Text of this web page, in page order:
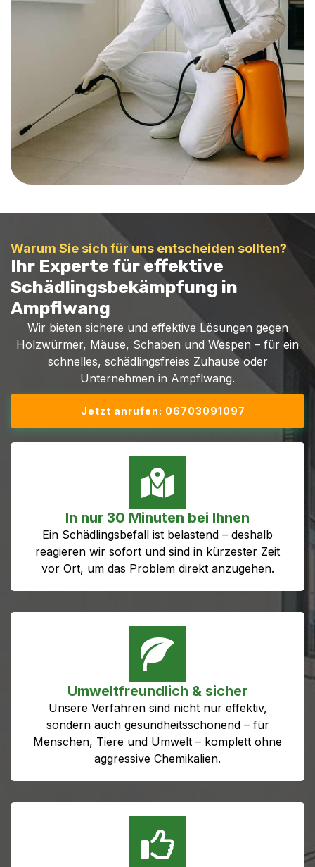
Warum Sie sich für uns entscheiden sollten?
Ihr Experte für effektive
Schädlingsbekämpfung in
Ampflwang
Wir bieten sichere und effektive Lösungen gegen
Holzwürmer, Mäuse, Schaben und Wespen – für ein
schnelles, schädlingsfreies Zuhause oder
Unternehmen in Ampflwang.
Jetzt anrufen: 06703091097
In nur 30 Minuten bei Ihnen
Ein Schädlingsbefall ist belastend – deshalb
reagieren wir sofort und sind in kürzester Zeit
vor Ort, um das Problem direkt anzugehen.
Umweltfreundlich & sicher
Unsere Verfahren sind nicht nur effektiv,
sondern auch gesundheitsschonend – für
Menschen, Tiere und Umwelt – komplett ohne
aggressive Chemikalien.